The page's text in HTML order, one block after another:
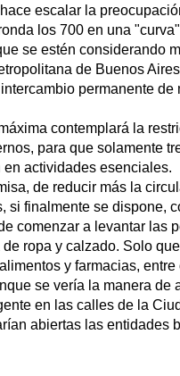
escalar la
los 700 en una
se estén considerando
de Buenos
permanente de
contemplará la
para que solamente
en actividades esenciales.
de reducir más la
si finalmente se dispone,
comenzar a levantar las
de ropa y calzado. Solo
y farmacias,
se vería la manera de
en las calles de la
abiertas las entidades